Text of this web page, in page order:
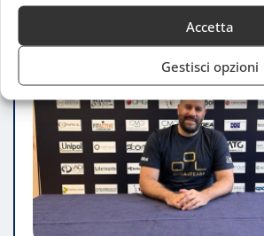
Accetta
Gestisci opzioni